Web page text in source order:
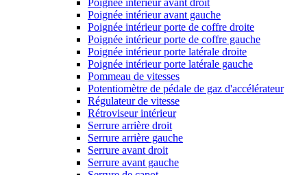
Poignée intérieur avant droit
Poignée intérieur avant gauche
Poignée intérieur porte de coffre droite
Poignée intérieur porte de coffre gauche
Poignée intérieur porte latérale droite
Poignée intérieur porte latérale gauche
Pommeau de vitesses
Potentiomètre de pédale de gaz d'accélérateur
Régulateur de vitesse
Rétroviseur intérieur
Serrure arrière droit
Serrure arrière gauche
Serrure avant droit
Serrure avant gauche